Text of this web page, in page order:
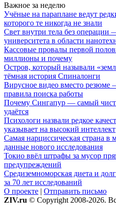
Важное за неделю
Учёные на параплане ведут
которого те никогда не знали
Свет внутри тела без
университета в области
Кассовые провалы первой
миллионы и почему
Остров, который называли
тёмная история Спиналонги
Вирусное видео вместо резюме
правила поиска работы
Почему Сингапур — самый
удаётся
Психологи назвали редкое
указывает на высокий интеллект
Самая нарциссическая страна
данные нового исследования
Токио ввёл штрафы за мусор
предупреждений
Средиземноморская диета и
за 70 лет исследований
О проекте | Отправить письмо
ZIV.ru © Copyright 2008-2026.